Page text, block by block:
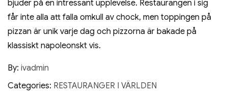
bjuder på en intressant upplevelse. Restaurangen i sig
får inte alla att falla omkull av chock, men toppingen på
pizzan är unik varje dag och pizzorna är bakade på
klassiskt napoleonskt vis.
By: ivadmin
Categories: RESTAURANGER I VÄRLDEN